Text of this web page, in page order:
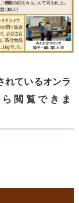
れているオンラ
ら閲覧できま